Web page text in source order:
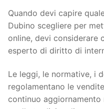
Quando devi capire
Dubino scegliere per
online, devi considerare
esperto di diritto di
Le leggi, le normative, i
regolamentano le
continuo